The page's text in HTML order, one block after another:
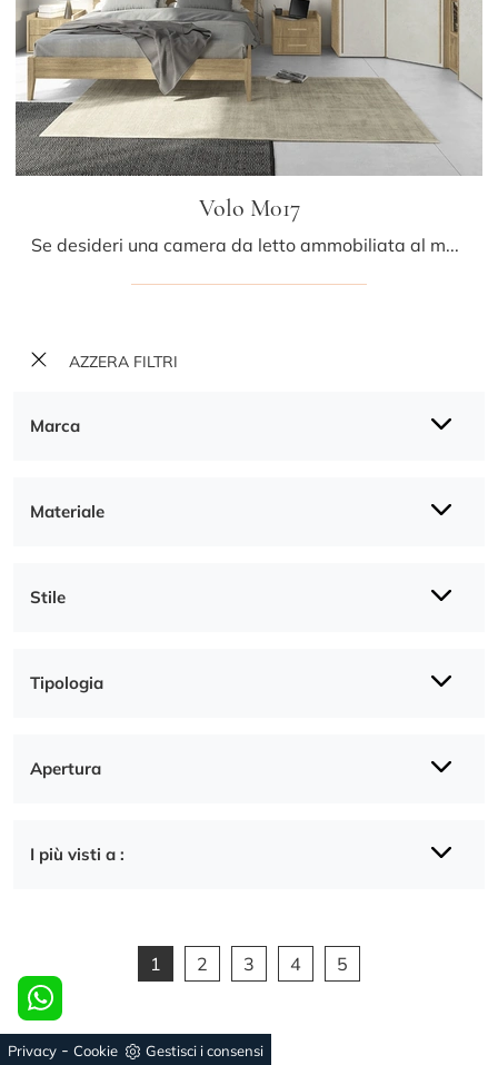
AZZERA FILTRI
Marca
Materiale
Stile
Tipologia
Apertura
I più visti a :
Volo M017
Se desideri una camera da letto ammobiliata al meglio, scegli l'armadio Volo M017 con ante battenti di Colombini Casa!
1 2 3 4 5
Privacy - Cookie Gestisci i consensi